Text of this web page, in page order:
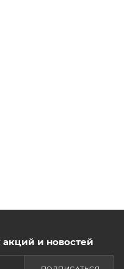
акций и новостей